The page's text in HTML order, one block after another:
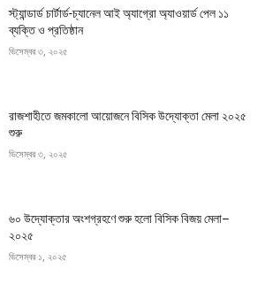
স্ট্যান্ডার্ড চার্টার্ড-চ্যানেল আই অ্যাগ্রো অ্যাওয়ার্ড পেল ১১
ব্যক্তি ও প্রতিষ্ঠান
ডিসেম্বর ৩, ২০২৫
রাজশাহীতে জমকালো আয়োজনে বিসিক উদ্যোক্তা মেলা ২০২৫
শুরু
ডিসেম্বর ৩, ২০২৫
৬০ উদ্যোক্তার অংশগ্রহণে শুরু হলো বিসিক বিজয় মেলা–
২০২৫
ডিসেম্বর ১, ২০২৫